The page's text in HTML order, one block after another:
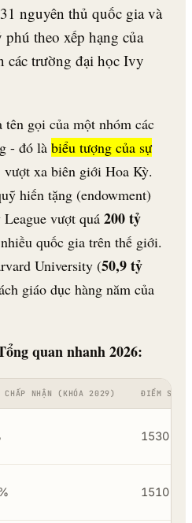
nguyên thủ quốc gia và
theo xếp hạng của
các trường đại học Ivy
gọi của một nhóm các
- đó là biểu tượng của sự
vượt xa biên giới Hoa Kỳ.
hiến tặng (endowment)
vượt quá 200 tỷ
quốc gia trên thế giới.
University (50,9 tỷ
giáo dục hàng năm của
quan nhanh 2026:
NHẬN (KHÓA 2029) ĐIỂM SAT
1530-
1510-